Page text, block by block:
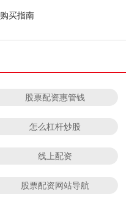
买指南
股票配资惠管钱
怎么杠杆炒股
线上配资
股票配资网站导航